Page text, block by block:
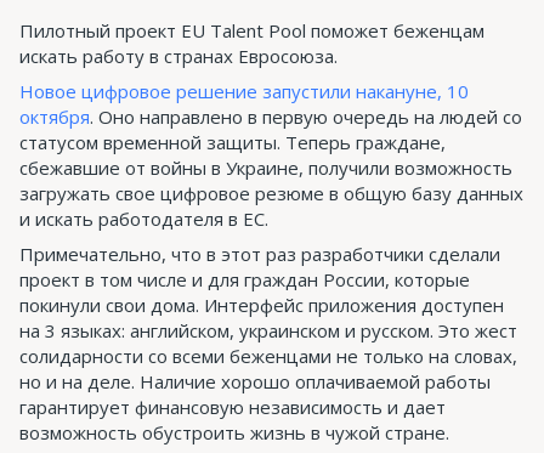
Пилотный проект EU Talent Pool поможет беженцам
искать работу в странах Евросоюза.
Новое цифровое решение запустили накануне, 10
октября. Оно направлено в первую очередь на людей со
статусом временной защиты. Теперь граждане,
сбежавшие от войны в Украине, получили возможность
загружать свое цифровое резюме в общую базу данных
и искать работодателя в ЕС.
Примечательно, что в этот раз разработчики сделали
проект в том числе и для граждан России, которые
покинули свои дома. Интерфейс приложения доступен
на 3 языках: английском, украинском и русском. Это жест
солидарности со всеми беженцами не только на словах,
но и на деле. Наличие хорошо оплачиваемой работы
гарантирует финансовую независимость и дает
возможность обустроить жизнь в чужой стране.